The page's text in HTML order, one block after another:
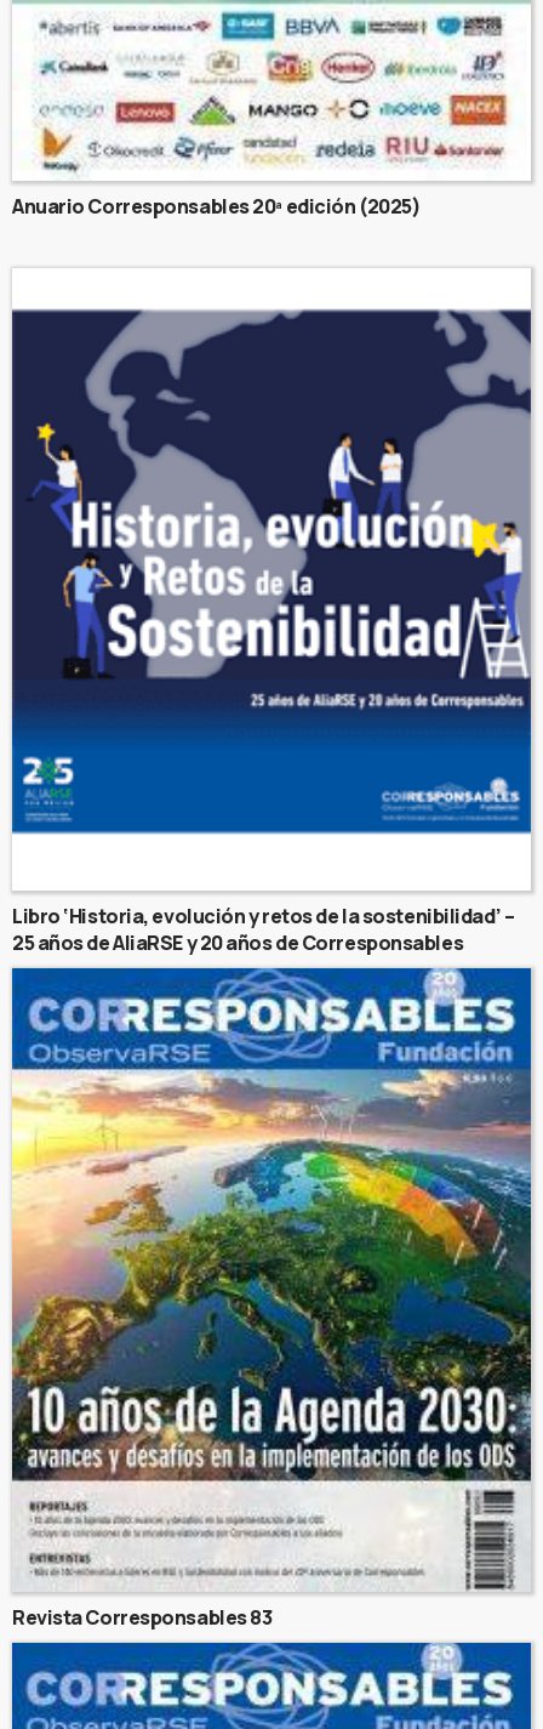
Anuario Corresponsables 20ª edición (2025)
Libro ‘Historia, evolución y retos de la sostenibilidad’ –
25 años de AliaRSE y 20 años de Corresponsables
Revista Corresponsables 83